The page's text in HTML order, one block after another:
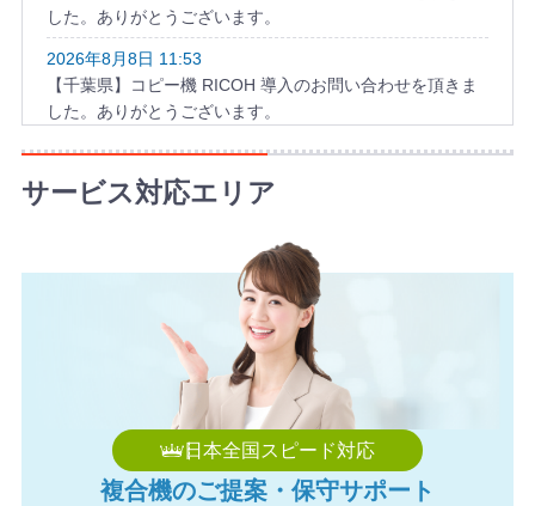
した。ありがとうございます。
2026年8月8日 11:53
【千葉県】コピー機 RICOH 導入のお問い合わせを頂きま
した。ありがとうございます。
2026年8月8日 10:58
【福岡県】複合機 KYOCERA 導入のお問い合わせを頂きま
した。ありがとうございます。
【和歌山県】複合機 KONICA MINOLTA 導入のお問い合わ
せを頂きました。ありがとうございます。
サービス対応エリア
日本全国スピード対応
複合機のご提案・保守サポート